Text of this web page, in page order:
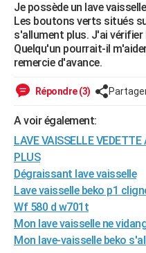
Forum
Aménagement intérieur
Extérieur
Cuisine
Salle de bains
Jardinage
Rangement
WEEK-END
Guides de France
Escapades
Patrimoine
Expositions
Musées
Week-end nature
+LIFESTYLE
SANTE
Destinations
City break
Voyage nature
Voyage de noces
Forum
Climat
+PHOTO
GUIDES D'ACHAT
BONS PLANS
CARTE DE VOEUX
Carte de Noël
Carte Bonne année
Carte Saint-Valentin
Carte Pâques
Carte d'anniversaire
Je possède un lave
Les boutons verts situés
s'allument plus. J'ai
Quelqu'un pourrait-il
remercie d'avance.
Répondre (3)
A voir également:
LAVE VAISSELLE
PLUS
Dégraissant lave vaisselle
Lave vaisselle beko p1
Wf 580 d w701t
Mon lave vaisselle ne
Mon lave-vaisselle beko